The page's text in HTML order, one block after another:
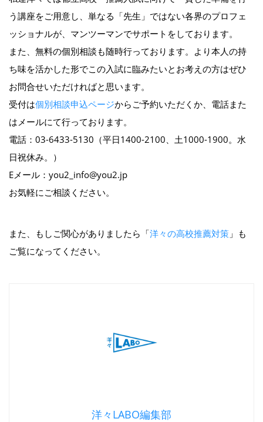
う講座をご用意し、単なる「先生」ではない各界のプロフェ
ッショナルが、マンツーマンでサポートをしております。
また、無料の個別相談も随時行っております。より本人の持
ち味を活かした形でこの入試に臨みたいとお考えの方はぜひ
お問合せいただければと思います。
受付は個別相談申込ページからご予約いただくか、電話また
はメールにて行っております。
電話：03-6433-5130（平日1400-2100、土1000-1900。水
日祝休み。）
Eメール：you2_info@you2.jp
お気軽にご相談ください。
また、もしご関心がありましたら「洋々の高校推薦対策 」も
ご覧になってください。
洋々LABO編集部